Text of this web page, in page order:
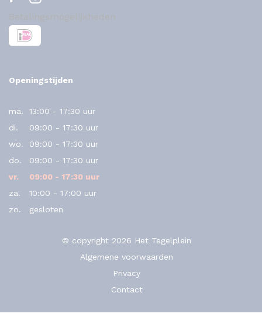
Openingstijden
ma.
13:00 - 17:30 uur
di.
09:00 - 17:30 uur
wo.
09:00 - 17:30 uur
do.
09:00 - 17:30 uur
vr.
09:00 - 17:30 uur
za.
10:00 - 17:00 uur
zo.
gesloten
© copyright 2026 Het Tegelplein
Algemene voorwaarden
Privacy
Contact